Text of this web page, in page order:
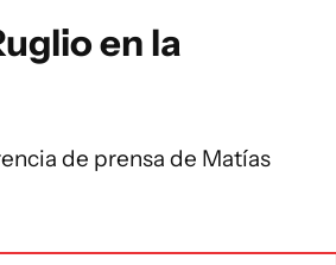
en la
de prensa de Matías